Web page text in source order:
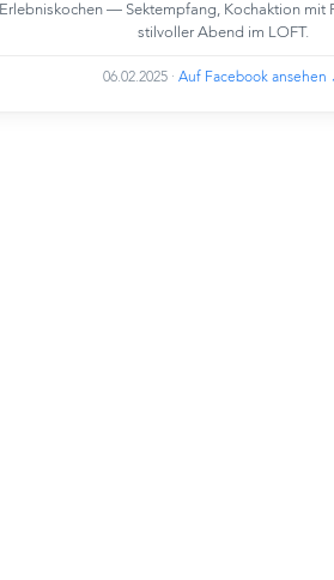
Erlebniskochen — Sektempfang, Kochaktion mit
stilvoller Abend im LOFT.
06.02.2025 ·Auf Facebook ansehen